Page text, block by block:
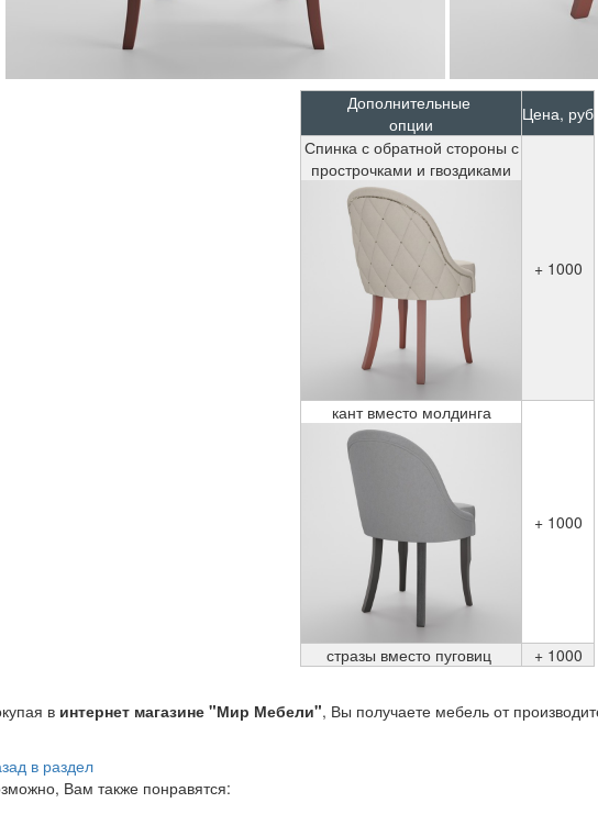
Дополнительные
опции
Цена, руб
Спинка с обратной стороны с
прострочками и гвоздиками
+ 1000
кант вместо молдинга
+ 1000
стразы вместо пуговиц + 1000
в интернет магазине "Мир Мебели", Вы получаете мебель от
в раздел
Вам также понравятся: